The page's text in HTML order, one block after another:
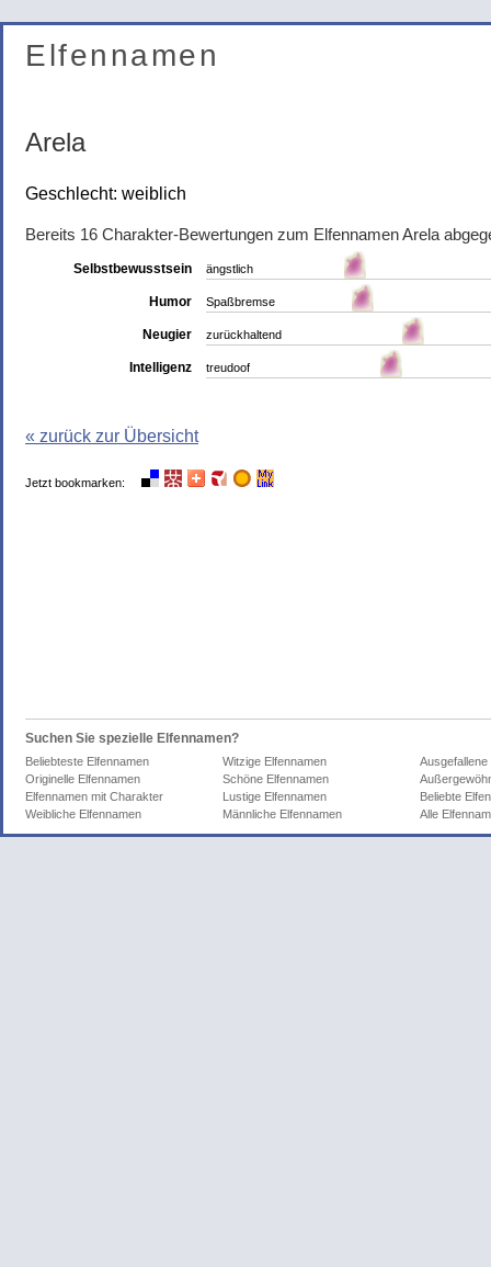
Elfennamen
Arela
Geschlecht: weiblich
Bereits 16 Charakter-Bewertungen zum Elfennamen Arela
Selbstbewusstsein ängstlich
Humor Spaßbremse
Neugier zurückhaltend
Intelligenz treudoof
« zurück zur Übersicht
Jetzt bookmarken:
Suchen Sie spezielle Elfennamen?
Beliebteste Elfennamen Witzige Elfennamen
Ausgefallene
Originelle Elfennamen
Schöne Elfennamen
Elfennamen mit Charakter
Lustige Elfennamen
Beliebte
Weibliche Elfennamen
Männliche Elfennamen Alle